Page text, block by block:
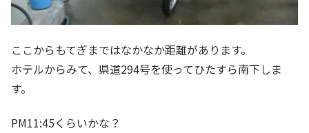
ここからもてぎまではなかなか距離があります。
ホテルからみて、県道294号を使ってひたすら南下しま
す。
PM11:45くらいかな？